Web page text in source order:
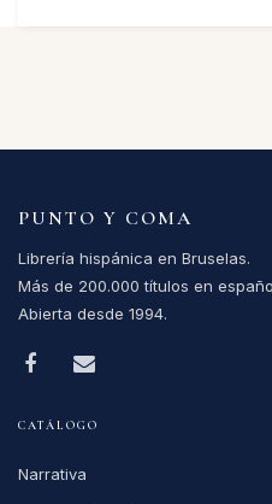
PUNTO Y COMA
Librería hispánica en Bruselas.
Más de 200.000 títulos en
Abierta desde 1994.
CATÁLOGO
Narrativa